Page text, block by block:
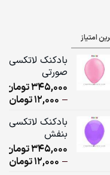
امتیاز
بادکنک لاتکسی
صورتی
345,000تومان
–
12,000تومان
بادکنک لاتکسی
بنفش
345,000تومان
–
12,000تومان